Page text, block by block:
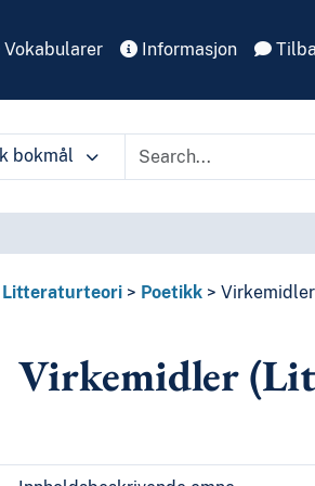
Vokabularer Informasjon
bokmål
Litteraturteori Poetikk
Virkemidler